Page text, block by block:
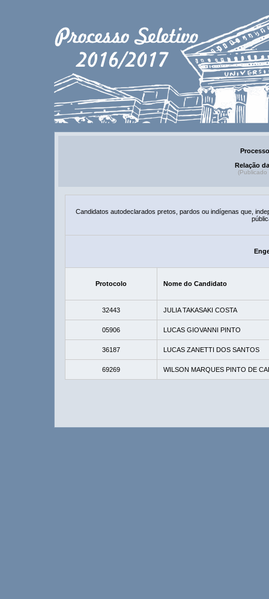
Relação
(Publicado
Candidatos autodeclarados pretos, pardos ou indígenas que,
Protocolo Nome do Candidato
32443 JULIA TAKASAKI COSTA
05906 LUCAS GIOVANNI PINTO
36187 LUCAS ZANETTI DOS SANTOS
69269 WILSON MARQUES PINTO DE